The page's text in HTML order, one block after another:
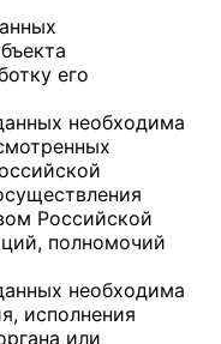
его
необходима
Российской
полномочий
необходима
исполнения
или